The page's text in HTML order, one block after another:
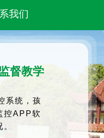
我们
督教学
系统，孩
控APP软